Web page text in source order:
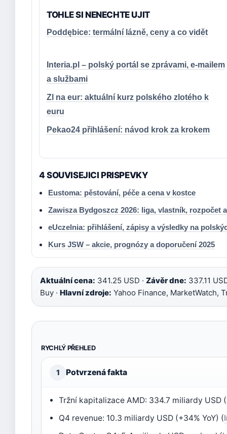
TOHLE SI NENECHTE UJIT
Poddębice: termální lázně, ceny a co vidět
Interia.pl – polský portál se zprávami, e-mailem
a službami
Zl na eur: aktuální kurz polského zlotého k
euru
Pekao24 přihlášení: návod krok za krokem
4 SOUVISEJICI PRISPEVKY
Eustoma: pěstování, péče a cena v kostce
Zawisza Bydgoszcz 2026: liga, vlastník, rozpočet
eUczelnia: přihlášení, zápisy a výsledky na
Kurs JSW – akcie, prognózy a doporučení 2025
Aktuální cena: 341.25 USD · Závěr dne: 337.11
Buy · Hlavní zdroje: Yahoo Finance, MarketWatch,
RYCHLÝ PŘEHLED
1 Potvrzená fakta
Tržní kapitalizace AMD: 334.7 miliardy USD (
Q4 revenue: 10.3 miliardy USD (+34% YoY) (